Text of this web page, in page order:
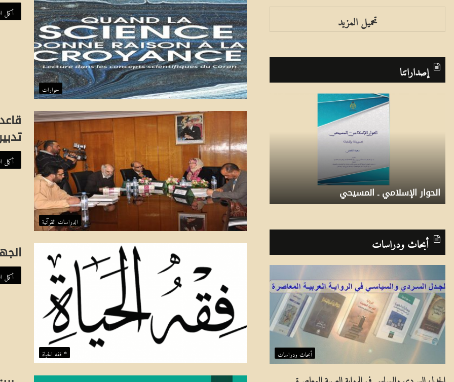
حوارات
أكمل
الدراسات القرآنية
أكمل
* فقه الحياة
أكمل
تحميل المزيد
إصداراتنا
ح
و
ا
ر
ا
ل
س
ل
ا
م
ي
ا
الحوار الإسلامي ـ المسيحي برنامج ما قبل العَالِمِيَة
إ
س
ه
م
ع
ل
م
أ
ص
ا
ل
ف
ق
إسهام علم أصول
المذهبي
1
2
3
4
5
6
أبحاث ودراسات
أبحاث ودراسات